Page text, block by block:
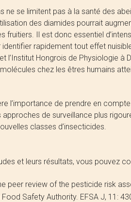
ne se limitent pas à la santé des
des diamides pourrait
fruitiers. Il est donc essentiel
rapidement tout effet
l’Institut Hongrois de Physiologie
chez les êtres humains
l’importance de prendre en
approches de surveillance plus
classes d’insecticides.
et leurs résultats, vous pouvez
peer review of the pesticide risk
Safety Authority. EFSA J, 11: